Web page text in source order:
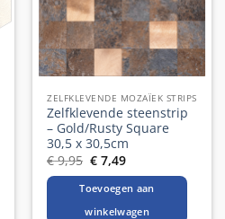
ZELFKLEVENDE MOZAÏEK STRIPS
Zelfklevende steenstrip
– Gold/Rusty Square
30,5 x 30,5cm
€9,95 Oorspronkelijke
prijs
€ 9,95.
€ 7,49Huidige
€ 7,49.
Toevoegen aan
winkelwagen